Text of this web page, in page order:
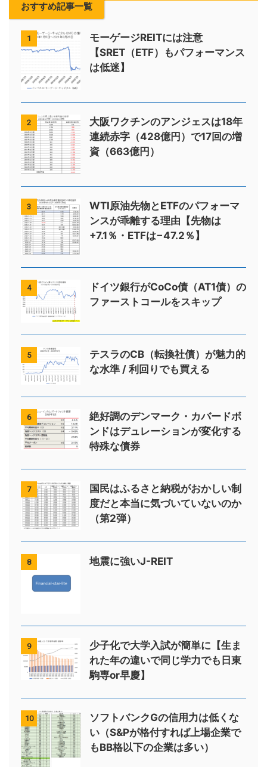
おすすめ記事一覧
1
モーゲージREITには注意
【SRET（ETF）もパフォーマンス
は低迷】
2
大阪ワクチンのアンジェスは18年
連続赤字（428億円）で17回の増
資（663億円）
3
WTI原油先物とETFのパフォーマ
ンスが乖離する理由【先物は
+7.1％・ETFは−47.2％】
4
ドイツ銀行がCoCo債（AT1債）の
ファーストコールをスキップ
5
テスラのCB（転換社債）が魅力的
な水準 / 利回りでも買える
6
絶好調のデンマーク・カバードボ
ンドはデュレーションが変化する
特殊な債券
7
国民はふるさと納税がおかしい制
度だと本当に気づいていないのか
（第2弾）
8 地震に強いJ-REIT
9
少子化で大学入試が簡単に【生ま
れた年の違いで同じ学力でも日東
駒専or早慶】
10
ソフトバンクGの信用力は低くな
い（S&Pが格付すれば上場企業で
もBB格以下の企業は多い）